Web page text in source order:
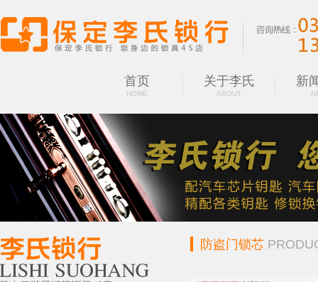
首页
HOME
关于李氏
ABOUT
新
防盗门锁芯